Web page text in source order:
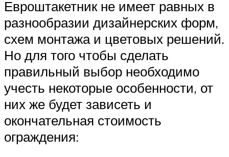
Евроштакетник не имеет равных в
разнообразии дизайнерских форм,
схем монтажа и цветовых решений.
Но для того чтобы сделать
правильный выбор необходимо
учесть некоторые особенности, от
них же будет зависеть и
окончательная стоимость
ограждения: